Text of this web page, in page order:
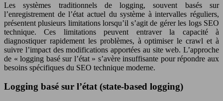
Les systèmes traditionnels de logging, souvent basés sur
l’enregistrement de l’état actuel du système à intervalles réguliers,
présentent plusieurs limitations lorsqu’il s’agit de gérer les logs SEO
technique. Ces limitations peuvent entraver la capacité à
diagnostiquer rapidement les problèmes, à optimiser le crawl et à
suivre l’impact des modifications apportées au site web. L’approche
de « logging basé sur l’état » s’avère insuffisante pour répondre aux
besoins spécifiques du SEO technique moderne.
Logging basé sur l’état (state-based logging)